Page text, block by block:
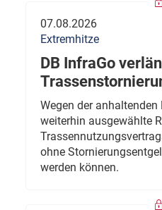
07.08.2026
Extremhitze
DB InfraGo
Wegen der
weiterhin ausgewählte
ohne
werden können.